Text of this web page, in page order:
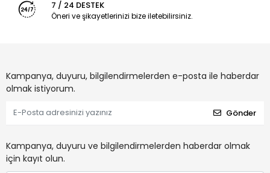
7 / 24 DESTEK
Öneri ve şikayetlerinizi bize iletebilirsiniz.
Kampanya, duyuru, bilgilendirmelerden e-posta ile haberdar
olmak istiyorum.
Gönder
Kampanya, duyuru ve bilgilendirmelerden haberdar olmak
için kayıt olun.